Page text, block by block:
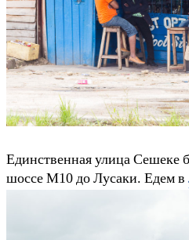
Единственная улица Сешеке
шоссе M10 до Лусаки. Едем в